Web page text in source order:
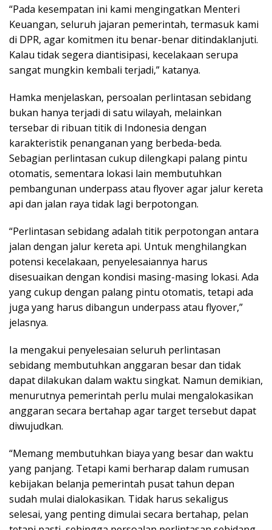
“Pada kesempatan ini kami mengingatkan Menteri
Keuangan, seluruh jajaran pemerintah, termasuk kami
di DPR, agar komitmen itu benar-benar ditindaklanjuti.
Kalau tidak segera diantisipasi, kecelakaan serupa
sangat mungkin kembali terjadi,” katanya.
Hamka menjelaskan, persoalan perlintasan sebidang
bukan hanya terjadi di satu wilayah, melainkan
tersebar di ribuan titik di Indonesia dengan
karakteristik penanganan yang berbeda-beda.
Sebagian perlintasan cukup dilengkapi palang pintu
otomatis, sementara lokasi lain membutuhkan
pembangunan underpass atau flyover agar jalur kereta
api dan jalan raya tidak lagi berpotongan.
“Perlintasan sebidang adalah titik perpotongan antara
jalan dengan jalur kereta api. Untuk menghilangkan
potensi kecelakaan, penyelesaiannya harus
disesuaikan dengan kondisi masing-masing lokasi. Ada
yang cukup dengan palang pintu otomatis, tetapi ada
juga yang harus dibangun underpass atau flyover,”
jelasnya.
Ia mengakui penyelesaian seluruh perlintasan
sebidang membutuhkan anggaran besar dan tidak
dapat dilakukan dalam waktu singkat. Namun demikian,
menurutnya pemerintah perlu mulai mengalokasikan
anggaran secara bertahap agar target tersebut dapat
diwujudkan.
“Memang membutuhkan biaya yang besar dan waktu
yang panjang. Tetapi kami berharap dalam rumusan
kebijakan belanja pemerintah pusat tahun depan
sudah mulai dialokasikan. Tidak harus sekaligus
selesai, yang penting dimulai secara bertahap, pelan